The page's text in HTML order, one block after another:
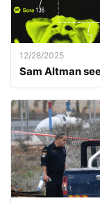
12/28/2025
Sam Altman